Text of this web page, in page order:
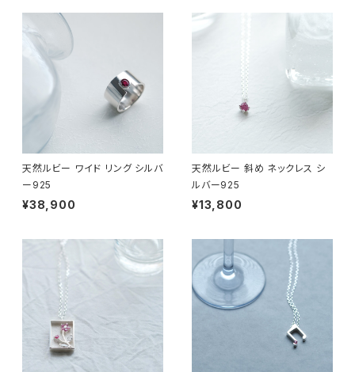
天然ルビー ワイド リング シルバ
ー925
¥38,900
天然ルビー 斜め ネックレス シ
ルバー925
¥13,800